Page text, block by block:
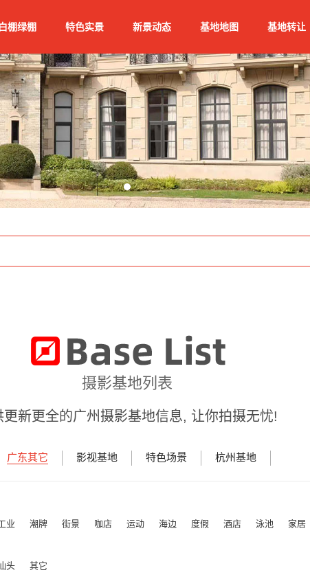
白棚绿棚 特色实景 新景动态 基地地图 基地转让
摄影基地列表
更新更全的广州摄影基地信息, 让你拍摄无忧!
广东其它 影视基地 特色场景 杭州基地
业 潮牌 街景 咖店 运动 海边 度假 酒店 泳池 家居
头 其它